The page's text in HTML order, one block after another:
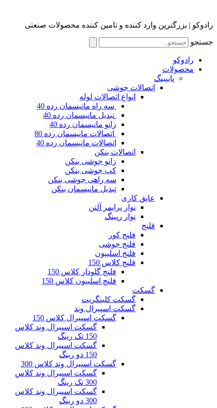
رادوکو | بزرگترین وارد کننده و تامین کننده محصولات صنعتی
جستجو
رادوکو
محصولات
پایپینگ
اتصالات جوشی
انواع اتصالات لوله
سه راه مانیسمان رده 40
تبدیل مانیسمان رده 40
زانو مانیسمان رده 40
اتصالات مانیسمان رده 80
اتصالات مانیسمان رده 40
اتصالات بنکن
زانو جوشی بنکن
کپ جوشی بنکن
سه راهی جوشی بنکن
تبدیل مانیسمان بنکن
عایق کاری
نوار پرایمر آلتن
نوار رپینگ
فلنج
فلنج کور
فلنج جوشی
فلنج اسلیپون
فلنج کلاس 150
فلنج گلودار کلاس 150
فلنج اسلیپون کلاس 150
گسکت
گسکت کلینگریت
گسکت اسپیرال وند
گسکت اسپیرال کلاس 150
گسکت اسپیرال وند کلاس
150 تک رینگ
گسکت اسپیرال وند کلاس
150 دو رینگ
گسکت اسپیرال وند کلاس 300
گسکت اسپیرال وند کلاس
300 تک رینگ
گسکت اسپیرال وند کلاس
300 دو رینگ